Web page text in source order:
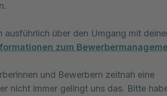
ausführlich über den Umgang mit
zum
und Bewerbern zeitnah eine
nicht immer gelingt uns das. Bitte